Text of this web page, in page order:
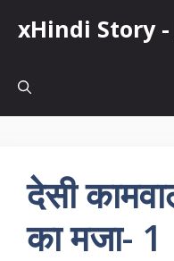
xHindi Story
देसी
का मजा- 1